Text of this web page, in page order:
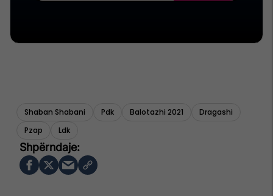
Shaban Shabani Pdk Balotazhi 2021
Dragashi
Pzap
Ldk